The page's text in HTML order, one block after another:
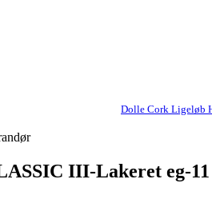
Dolle Cork Ligeløb
III-Lakeret eg-11